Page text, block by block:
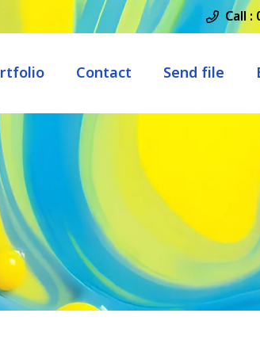
Call :
Contact Send file